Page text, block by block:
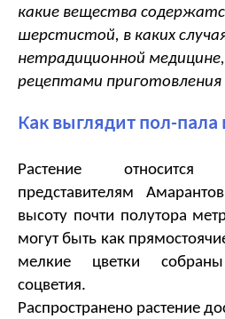
какие вещества
шерстистой, в каких
нетрадиционной
рецептами приготовления
Как выглядит пол-пала
Растение
представителям
высоту почти полутора
могут быть как
мелкие цветки
соцветия.
Распространено растение